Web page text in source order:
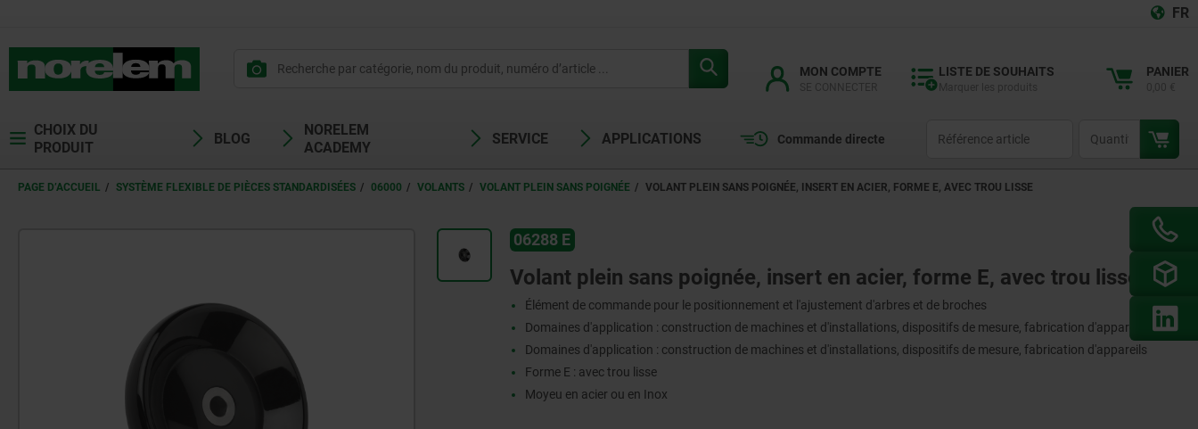
FR
MON COMPTE LISTE DE SOUHAITS PANIER
CHOIX DU
PRODUIT
BLOG
NORELEM
ACADEMY
SERVICE APPLICATIONS Commande directe
PAGE D’ACCUEIL SYSTÈME FLEXIBLE DE PIÈCES STANDARDISÉES 06000 VOLANTS VOLANT PLEIN SANS POIGNÉE VOLANT PLEIN SANS POIGNÉE, INSERT EN ACIER, FORME E, AVEC TROU LISSE
06288 E
Volant plein sans poignée, insert en acier, forme E, avec trou lisse
Élément de commande pour le positionnement et l'ajustement d'arbres et de broches
Domaines d'application : construction de machines et d'installations, dispositifs de mesure, fabrication d'appareils
Domaines d'application : construction de machines et d'installations, dispositifs de mesure, fabrication d'appareils
Forme E : avec trou lisse
Moyeu en acier ou en Inox